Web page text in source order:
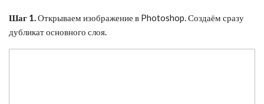
Шаг 1.Открываем изображение в Photoshop. Создаём сразу
дубликат основного слоя.